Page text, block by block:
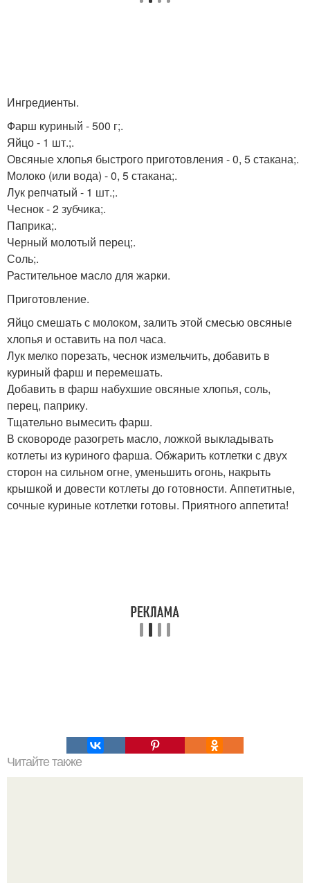
Ингредиенты.
Фарш куриный - 500 г;.
Яйцо - 1 шт.;.
Овсяные хлопья быстрого приготовления - 0, 5 стакана;.
Молоко (или вода) - 0, 5 стакана;.
Лук репчатый - 1 шт.;.
Чеснок - 2 зубчика;.
Паприка;.
Черный молотый перец;.
Соль;.
Растительное масло для жарки.
Приготовление.
Яйцо смешать с молоком, залить этой смесью овсяные
хлопья и оставить на пол часа.
Лук мелко порезать, чеснок измельчить, добавить в
куриный фарш и перемешать.
Добавить в фарш набухшие овсяные хлопья, соль,
перец, паприку.
Тщательно вымесить фарш.
В сковороде разогреть масло, ложкой выкладывать
котлеты из куриного фарша. Обжарить котлетки с двух
сторон на сильном огне, уменьшить огонь, накрыть
крышкой и довести котлеты до готовности. Аппетитные,
сочные куриные котлетки готовы. Приятного аппетита!
Читайте также